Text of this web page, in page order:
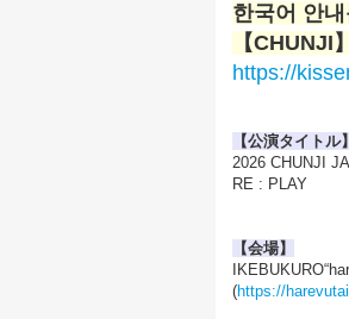
한국어 안
【CHUNJI
https://
【公演タイトル】
2026 CHUNJI
RE : PLAY
【会場】
(https://